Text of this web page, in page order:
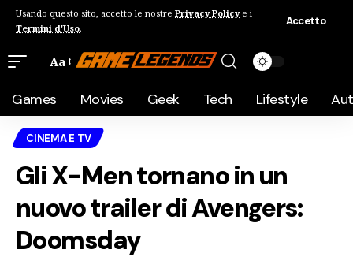
Usando questo sito, accetto le nostre Privacy Policye i
Termini d'Uso.
Accetto
Aa
Games Movies Geek Tech Lifestyle
CINEMA E TV
Gli X-Men tornano in un
nuovo trailer di Avengers:
Doomsday